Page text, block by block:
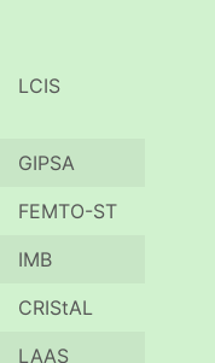
LCIS
GIPSA
FEMTO-ST
IMB
CRIStAL
LAAS